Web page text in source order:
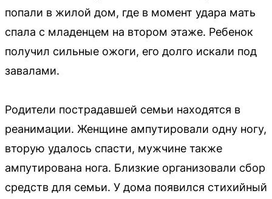
попали в жилой дом, где в момент удара мать
спала с младенцем на втором этаже. Ребенок
получил сильные ожоги, его долго искали под
завалами.
Родители пострадавшей семьи находятся в
реанимации. Женщине ампутировали одну ногу,
вторую удалось спасти, мужчине также
ампутирована нога. Близкие организовали сбор
средств для семьи. У дома появился стихийный